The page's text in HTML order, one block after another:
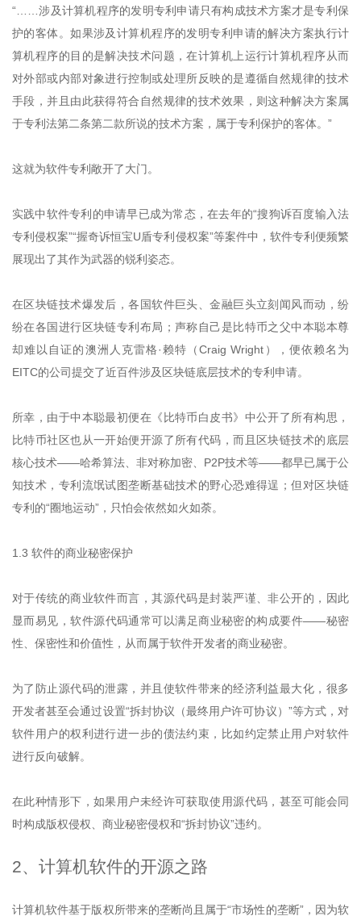
“……涉及计算机程序的发明专利申请只有构成技术方案才是专利保
护的客体。如果涉及计算机程序的发明专利申请的解决方案执行计
算机程序的目的是解决技术问题，在计算机上运行计算机程序从而
对外部或内部对象进行控制或处理所反映的是遵循自然规律的技术
手段，并且由此获得符合自然规律的技术效果，则这种解决方案属
于专利法第二条第二款所说的技术方案，属于专利保护的客体。”
这就为软件专利敞开了大门。
实践中软件专利的申请早已成为常态，在去年的“搜狗诉百度输入法
专利侵权案”“握奇诉恒宝U盾专利侵权案”等案件中，软件专利便频繁
展现出了其作为武器的锐利姿态。
在区块链技术爆发后，各国软件巨头、金融巨头立刻闻风而动，纷
纷在各国进行区块链专利布局；声称自己是比特币之父中本聪本尊
却难以自证的澳洲人克雷格·赖特（Craig Wright），便依赖名为
EITC的公司提交了近百件涉及区块链底层技术的专利申请。
所幸，由于中本聪最初便在《比特币白皮书》中公开了所有构思，
比特币社区也从一开始便开源了所有代码，而且区块链技术的底层
核心技术——哈希算法、非对称加密、P2P技术等——都早已属于公
知技术，专利流氓试图垄断基础技术的野心恐难得逞；但对区块链
专利的“圈地运动”，只怕会依然如火如荼。
1.3 软件的商业秘密保护
对于传统的商业软件而言，其源代码是封装严谨、非公开的，因此
显而易见，软件源代码通常可以满足商业秘密的构成要件——秘密
性、保密性和价值性，从而属于软件开发者的商业秘密。
为了防止源代码的泄露，并且使软件带来的经济利益最大化，很多
开发者甚至会通过设置“拆封协议（最终用户许可协议）”等方式，对
软件用户的权利进行进一步的债法约束，比如约定禁止用户对软件
进行反向破解。
在此种情形下，如果用户未经许可获取使用源代码，甚至可能会同
时构成版权侵权、商业秘密侵权和“拆封协议”违约。
2、计算机软件的开源之路
计算机软件基于版权所带来的垄断尚且属于“市场性的垄断”，因为软